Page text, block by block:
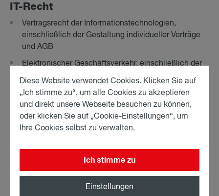
IT-Recht
Vertragsrecht der Informationstechnologien,
einschließlich der Gestaltung individueller Verträge
und AGB
Elektronischer Geschäftsverkehr, einschließlich der
Kommunikationsnetze und -dienste
Domainrecht
Sicherheit der Informationstechnologien
Blockchain-Anwendungen
Diese Website verwendet Cookies. Klicken Sie auf
„Ich stimme zu“, um alle Cookies zu akzeptieren
und direkt unsere Webseite besuchen zu können,
oder klicken Sie auf „Cookie-Einstellungen“, um
Ihre Cookies selbst zu verwalten.
Ich stimme zu
Einstellungen